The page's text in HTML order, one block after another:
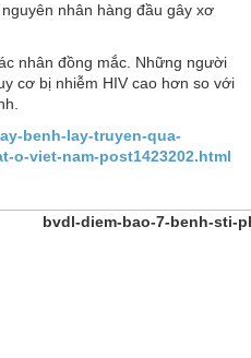
nhân hàng đầu gây xơ
nhân đồng mắc. Những người
cơ bị nhiễm HIV cao hơn so với
benh-lay-truyen-qua-
o-viet-nam-post1423202.html